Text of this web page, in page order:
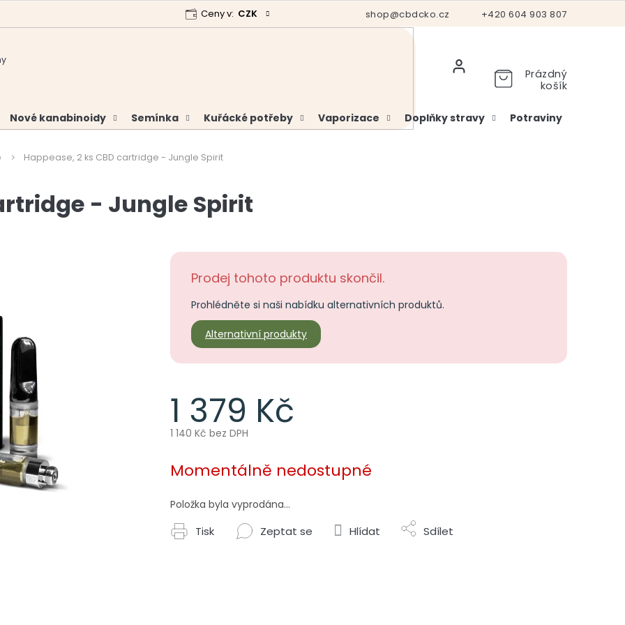
+420 604 903 807
shop@cbdcko.cz
Analýzy a certifikáty Hodnocení obchodu Vrácení a reklamace
Ceny v: CZK
Prázdný
košík
Nové kanabinoidy Semínka Kuřácké potřeby Vaporizace Doplňky stravy Potraviny
Happease, 2 ks CBD cartridge - Jungle Spirit
- Jungle Spirit
1 379 Kč
1 140 Kč bez DPH
cena:
Momentálně nedostupné
Položka byla vyprodána…
Prodej tohoto produktu skončil.
Prohlédněte si naši nabídku alternativních produktů.
Alternativní produkty
Tisk Zeptat se Hlídat Sdílet